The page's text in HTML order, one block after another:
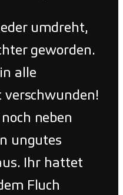
umdreht,
geworden.
alle
verschwunden!
neben
ungutes
Ihr hattet
Fluch